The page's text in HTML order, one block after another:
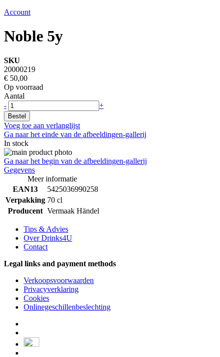
Account
Noble 5y
SKU
20000219
€ 50,00
Op voorraad
Aantal
-
+
Bestel
Voeg toe aan verlanglijst
Ga naar het einde van de afbeeldingen-gallerij
In stock
Ga naar het begin van de afbeeldingen-gallerij
Gegevens
Meer informatie
EAN13
5425036990258
Verpakking 70 cl
Producent Vermaak Händel
Tips & Advies
Over Drinks4U
Contact
Legal links and payment methods
Verkoopsvoorwaarden
Privacyverklaring
Cookies
Onlinegeschillenbeslechting